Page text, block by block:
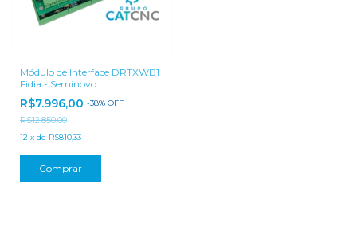
Módulo de Interface DRTXWB1
Fidia - Seminovo
R$7.996,00 -38% OFF
R$12.850,00
12 x de R$810,33